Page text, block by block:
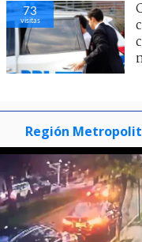
73
visitas
Región